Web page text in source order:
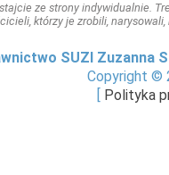
ze strony indywidualnie.
którzy je zrobili,
SUZI Zuzanna
Copyright ©
[ Polityka